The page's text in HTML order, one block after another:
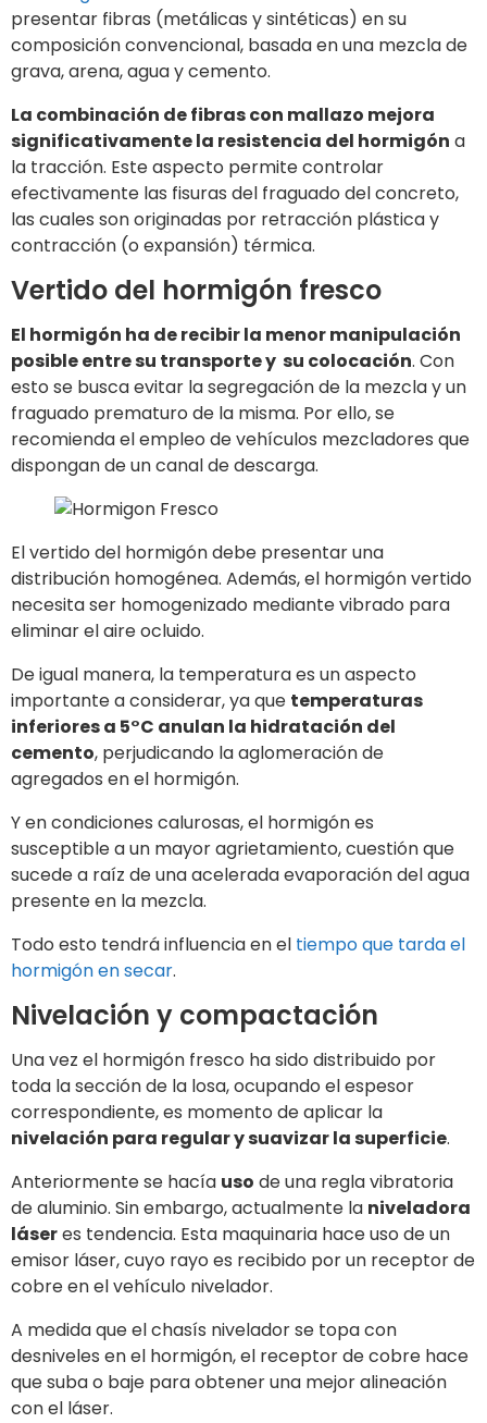
presentar fibras (metálicas y sintéticas) en su
composición convencional, basada en una mezcla de
grava, arena, agua y cemento.
La combinación de fibras con mallazo mejora
significativamente la resistencia del hormigón a
la tracción. Este aspecto permite controlar
efectivamente las fisuras del fraguado del concreto,
las cuales son originadas por retracción plástica y
contracción (o expansión) térmica.
Vertido del hormigón fresco
El hormigón ha de recibir la menor manipulación
posible entre su transporte y su colocación. Con
esto se busca evitar la segregación de la mezcla y un
fraguado prematuro de la misma. Por ello, se
recomienda el empleo de vehículos mezcladores que
dispongan de un canal de descarga.
El vertido del hormigón debe presentar una
distribución homogénea. Además, el hormigón vertido
necesita ser homogenizado mediante vibrado para
eliminar el aire ocluido.
De igual manera, la temperatura es un aspecto
importante a considerar, ya que temperaturas
inferiores a 5°C anulan la hidratación del
cemento, perjudicando la aglomeración de
agregados en el hormigón.
Y en condiciones calurosas, el hormigón es
susceptible a un mayor agrietamiento, cuestión que
sucede a raíz de una acelerada evaporación del agua
presente en la mezcla.
Todo esto tendrá influencia en el tiempo que tarda el
hormigón en secar.
Nivelación y compactación
Una vez el hormigón fresco ha sido distribuido por
toda la sección de la losa, ocupando el espesor
correspondiente, es momento de aplicar la
nivelación para regular y suavizar la superficie.
Anteriormente se hacía uso de una regla vibratoria
de aluminio. Sin embargo, actualmente la niveladora
láseres tendencia. Esta maquinaria hace uso de un
emisor láser, cuyo rayo es recibido por un receptor de
cobre en el vehículo nivelador.
A medida que el chasís nivelador se topa con
desniveles en el hormigón, el receptor de cobre hace
que suba o baje para obtener una mejor alineación
con el láser.